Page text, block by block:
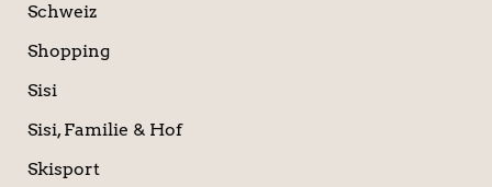
Schweiz
Shopping
Sisi
Sisi, Familie & Hof
Skisport